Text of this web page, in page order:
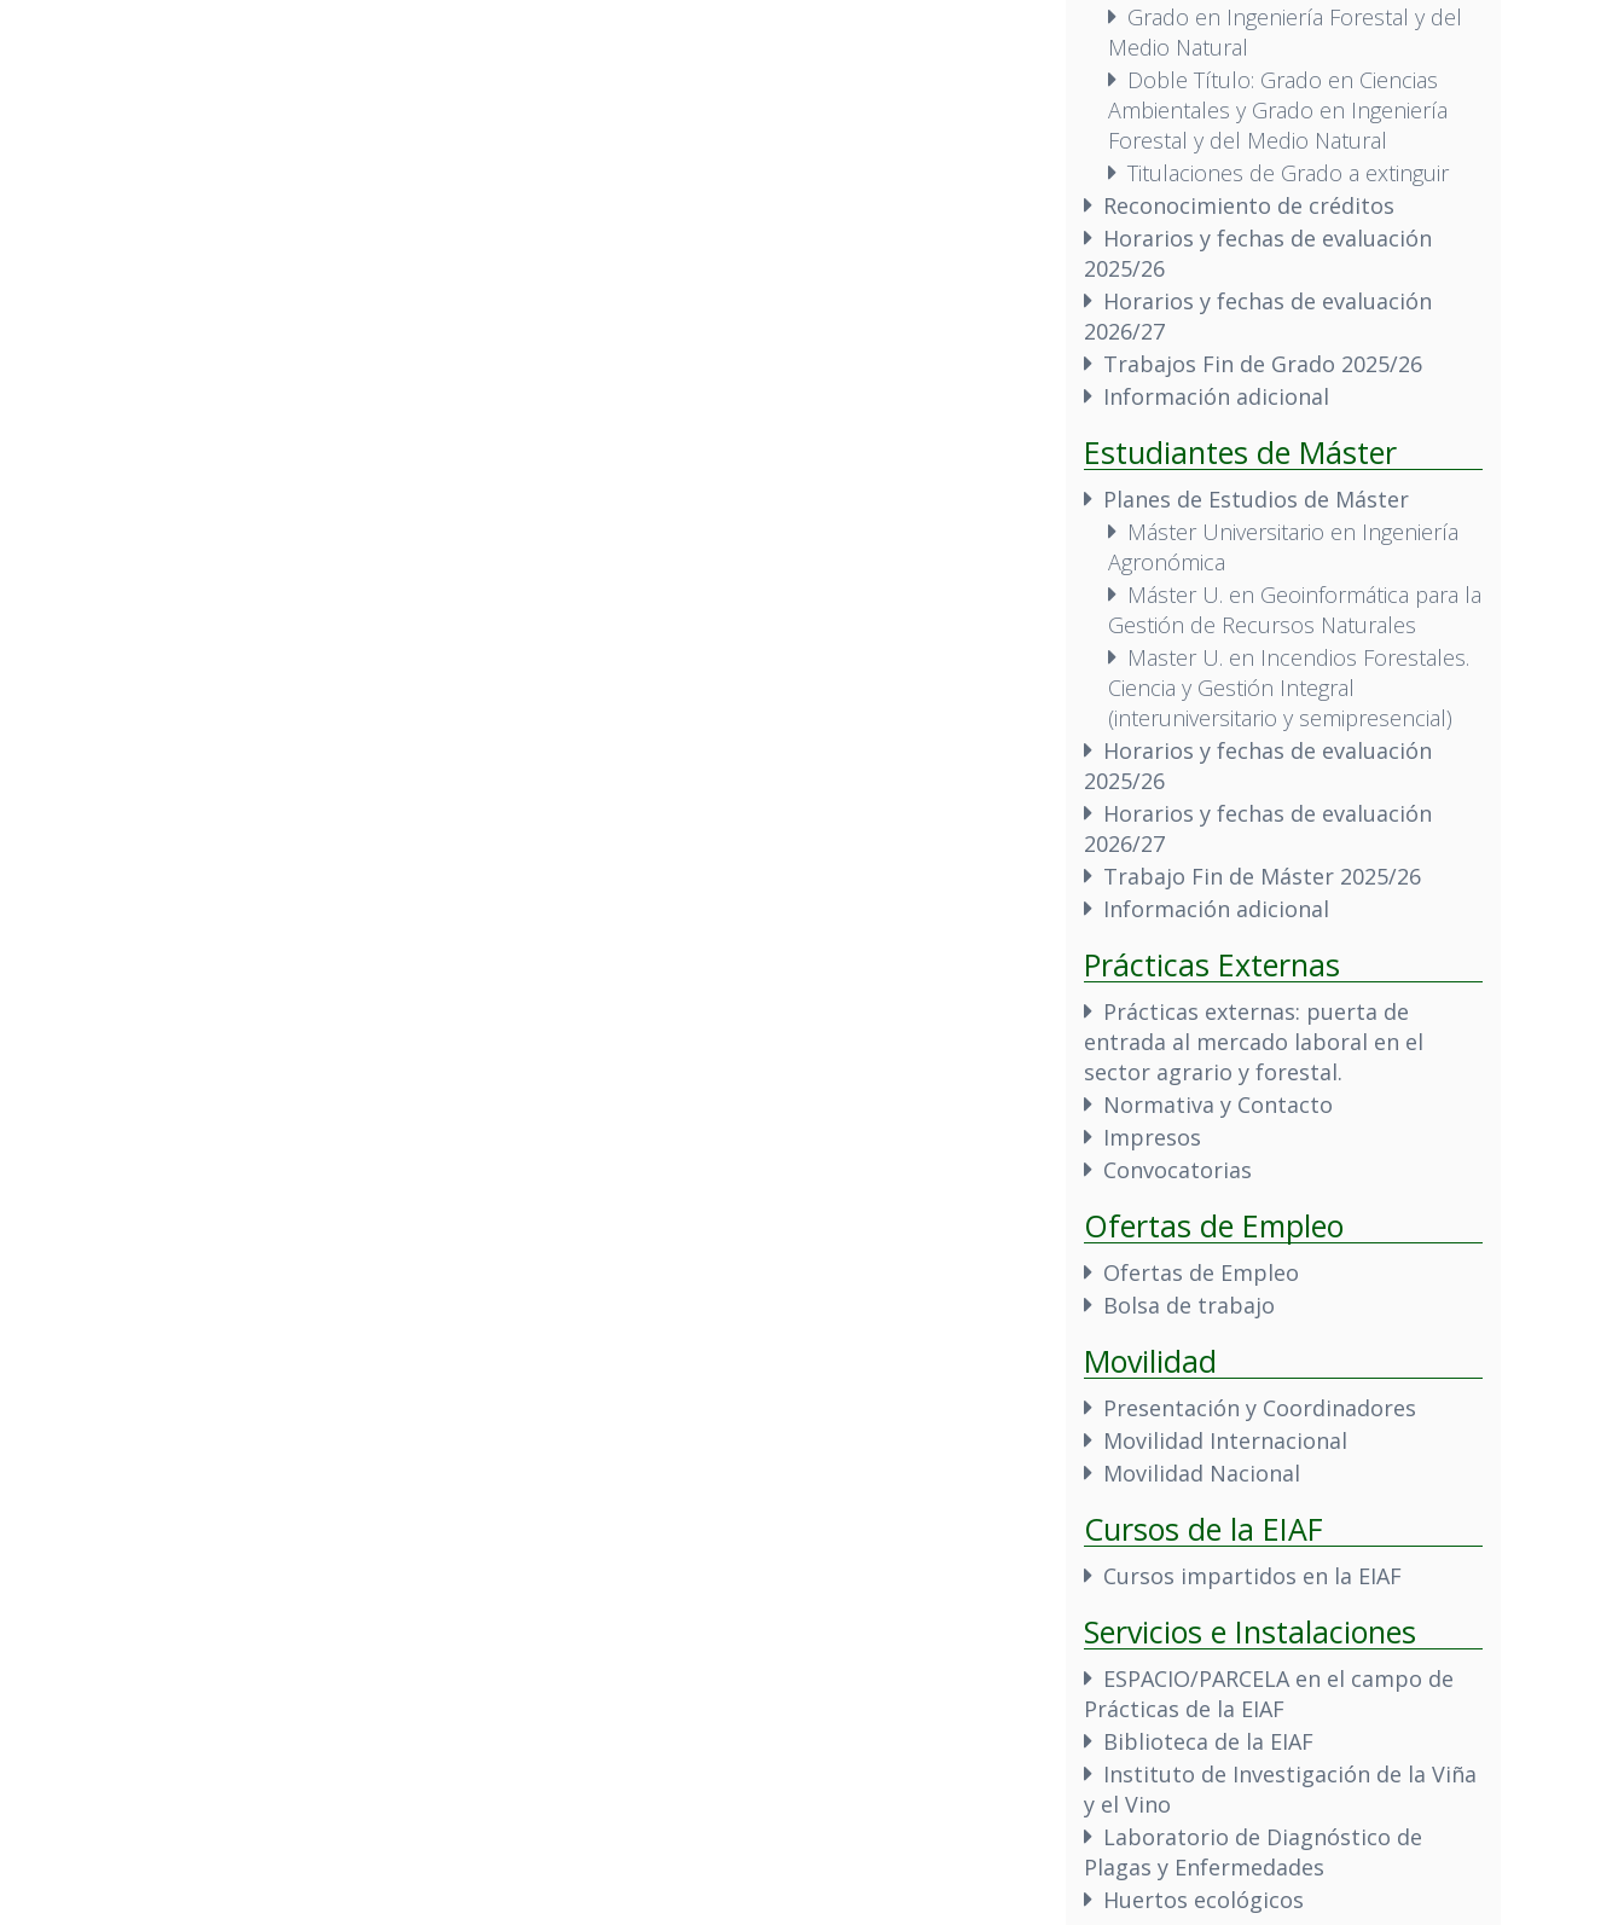
Grado en Ingeniería Forestal y del
Medio Natural
Doble Título: Grado en Ciencias
Ambientales y Grado en Ingeniería
Forestal y del Medio Natural
Titulaciones de Grado a extinguir
Reconocimiento de créditos
Horarios y fechas de evaluación
2025/26
Horarios y fechas de evaluación
2026/27
Trabajos Fin de Grado 2025/26
Información adicional
Estudiantes de Máster
Planes de Estudios de Máster
Máster Universitario en Ingeniería
Agronómica
Máster U. en Geoinformática para la
Gestión de Recursos Naturales
Master U. en Incendios Forestales.
Ciencia y Gestión Integral
(interuniversitario y semipresencial)
Horarios y fechas de evaluación
2025/26
Horarios y fechas de evaluación
2026/27
Trabajo Fin de Máster 2025/26
Información adicional
Prácticas Externas
Prácticas externas: puerta de
entrada al mercado laboral en el
sector agrario y forestal.
Normativa y Contacto
Impresos
Convocatorias
Ofertas de Empleo
Ofertas de Empleo
Bolsa de trabajo
Movilidad
Presentación y Coordinadores
Movilidad Internacional
Movilidad Nacional
Cursos de la EIAF
Cursos impartidos en la EIAF
Servicios e Instalaciones
ESPACIO/PARCELA en el campo de
Prácticas de la EIAF
Biblioteca de la EIAF
Instituto de Investigación de la Viña
y el Vino
Laboratorio de Diagnóstico de
Plagas y Enfermedades
Huertos ecológicos